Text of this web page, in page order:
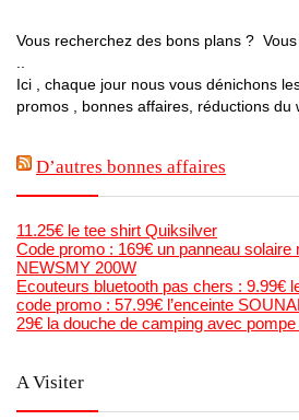
Vous recherchez des bons plans ?
..
Ici , chaque jour nous vous dénichons
promos , bonnes affaires, réductions du
D’autres bonnes affaires
11.25€ le tee shirt Quiksilver
Code promo : 169€ un panneau solaire
NEWSMY 200W
Ecouteurs bluetooth pas chers : 9.99€
code promo : 57.99€ l’enceinte
29€ la douche de camping avec
A Visiter